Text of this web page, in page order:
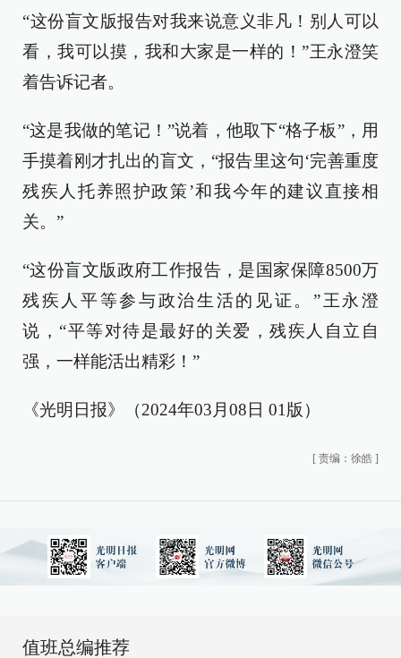
“这份盲文版报告对我来说意义非凡！别人可以
看，我可以摸，我和大家是一样的！”王永澄笑
着告诉记者。
“这是我做的笔记！”说着，他取下“格子板”，用
手摸着刚才扎出的盲文，“报告里这句‘完善重度
残疾人托养照护政策’和我今年的建议直接相
关。”
“这份盲文版政府工作报告，是国家保障8500万
残疾人平等参与政治生活的见证。”王永澄
说，“平等对待是最好的关爱，残疾人自立自
强，一样能活出精彩！”
《光明日报》（2024年03月08日 01版）
[ 责编：徐皓 ]
值班总编推荐